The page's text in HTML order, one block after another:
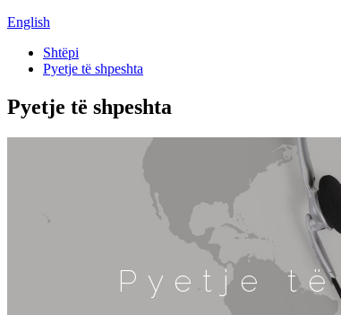
English
Shtëpi
Pyetje të shpeshta
Pyetje të shpeshta
Pyetje të